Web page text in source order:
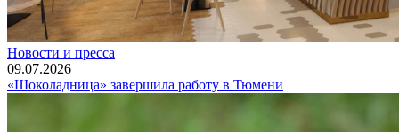
Новости и пресса
09.07.2026
«Шоколадница» завершила работу в Тюмени